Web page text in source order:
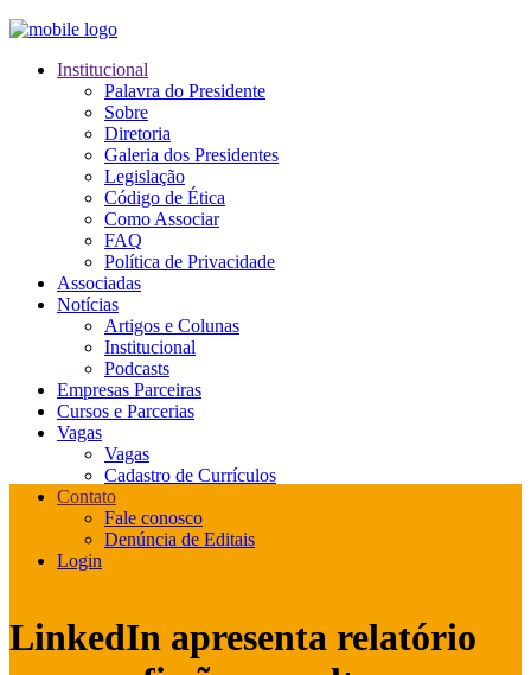
Institucional
Palavra do Presidente
Sobre
Diretoria
Galeria dos Presidentes
Legislação
Código de Ética
Como Associar
FAQ
Política de Privacidade
Associadas
Notícias
Artigos e Colunas
Institucional
Podcasts
Empresas Parceiras
Cursos e Parcerias
Vagas
Vagas
Cadastro de Currículos
Contato
Fale conosco
Denúncia de Editais
Login
LinkedIn apresenta relatório